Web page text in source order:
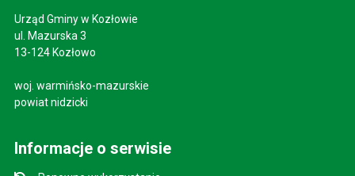
Urząd Gminy w Kozłowie
ul. Mazurska 3
13-124 Kozłowo
woj. warmińsko-mazurskie
powiat nidzicki
Informacje o serwisie